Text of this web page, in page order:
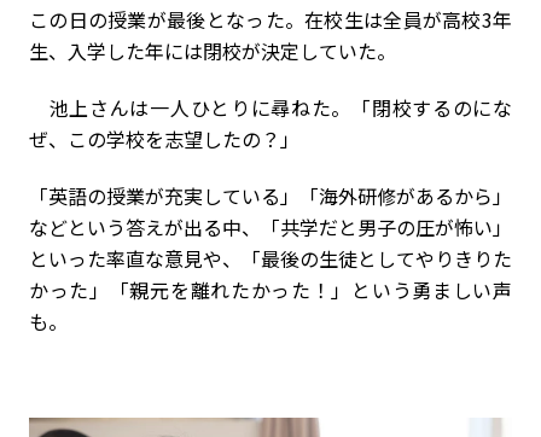
この日の授業が最後となった。在校生は全員が高校3年
生、入学した年には閉校が決定していた。
池上さんは一人ひとりに尋ねた。「閉校するのにな
ぜ、この学校を志望したの？」
「英語の授業が充実している」「海外研修があるから」
などという答えが出る中、「共学だと男子の圧が怖い」
といった率直な意見や、「最後の生徒としてやりきりた
かった」「親元を離れたかった！」という勇ましい声
も。